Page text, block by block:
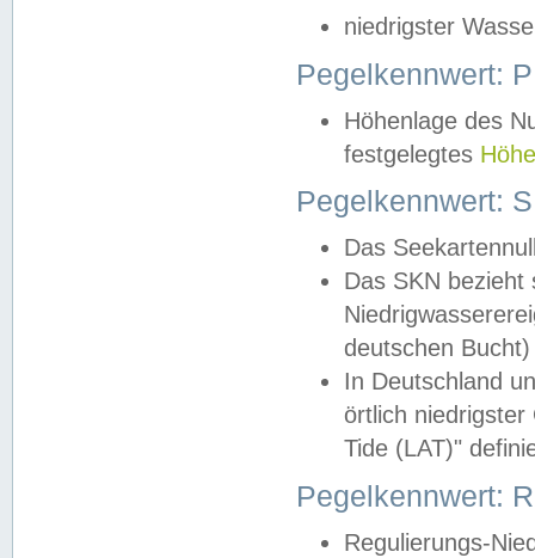
niedrigster
Pegelkennwert:
Höhenlage des
festgelegtes
Pegelkennwert:
Das
Das SKN
deutschen
In Deutschland
örtlich
Tide (LAT)"
Pegelkennwert:
Regulierungs-